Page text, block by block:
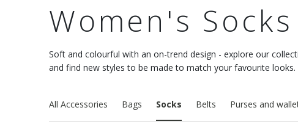
Women's Socks
Soft and colourful with an on-trend design - explore our
and find new styles to be made to match your favourite looks.
All Accessories Bags Socks Belts Purses and